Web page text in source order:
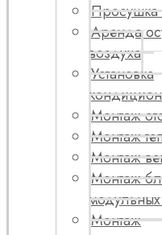
Аренда
воздуха
Установка
Монтаж
Монтаж
Монтаж
Монтаж
Монтаж